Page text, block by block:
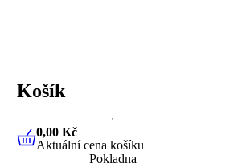
Košík
0,00 KčAktuální cena košíku
0,00 Kč
Aktuální cena košíku
Pokladna